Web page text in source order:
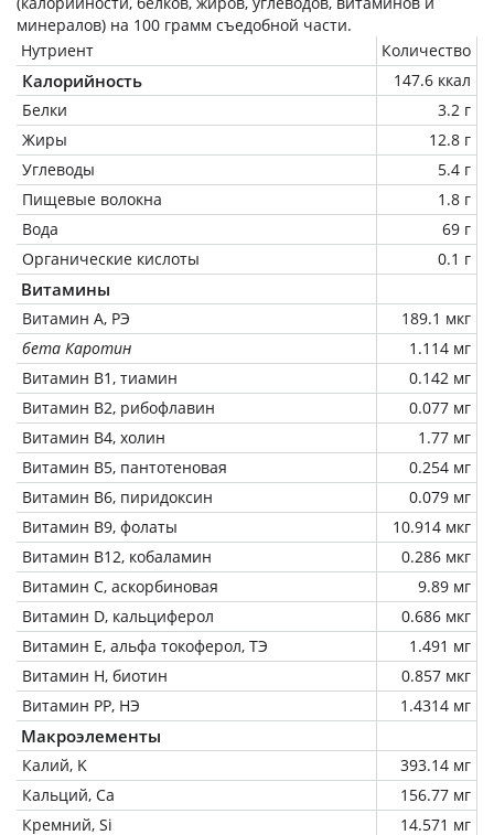
минералов) на 100 грамм съедобной части.
Нутриент
Количество
Калорийность
147.6 ккал
Белки
3.2 г
Жиры
12.8 г
Углеводы
5.4 г
Пищевые волокна
1.8 г
Вода
69 г
Органические кислоты
0.1 г
Витамины
Витамин А, РЭ
189.1 мкг
бета Каротин
1.114 мг
Витамин В1, тиамин
0.142 мг
Витамин В2, рибофлавин
0.077 мг
Витамин В4, холин
1.77 мг
Витамин В5, пантотеновая
0.254 мг
Витамин В6, пиридоксин
0.079 мг
Витамин В9, фолаты
10.914 мкг
Витамин В12, кобаламин
0.286 мкг
Витамин C, аскорбиновая
9.89 мг
Витамин D, кальциферол
0.686 мкг
Витамин Е, альфа токоферол, ТЭ
1.491 мг
Витамин Н, биотин
0.857 мкг
Витамин РР, НЭ
1.4314 мг
Макроэлементы
Калий, K
393.14 мг
Кальций, Ca
156.77 мг
Кремний, Si
14.571 мг